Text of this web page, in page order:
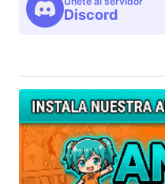
Discord